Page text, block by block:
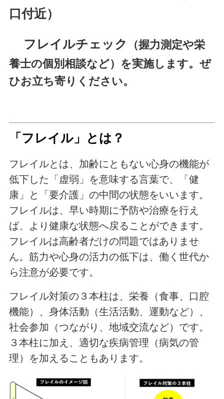
口付近）
フレイルチェック
（握力測定や栄
養士の個別相談など）を実施します。ぜ
ひお立ち寄りください。
「フレイル」とは？
フレイルとは、加齢にともない心身の機能が
低下した「虚弱」を意味する言葉で、「健
康」と「要介護」の中間の状態をいいます。
フレイルは、早い時期に予防や治療を行え
ば、より健康な状態へ戻ることができます。
フレイルは高齢者だけの問題ではありませ
ん。筋力や心身の活力の低下は、働く世代か
ら注意が必要です。
フレイル対策の３本柱は、栄養（食事、口腔
機能）、身体活動（生活活動、運動など）、
社会参加（つながり、地域交流など）です。
３本柱に加え、適切な疾病管理（病気の管
理）を加えることもあります。